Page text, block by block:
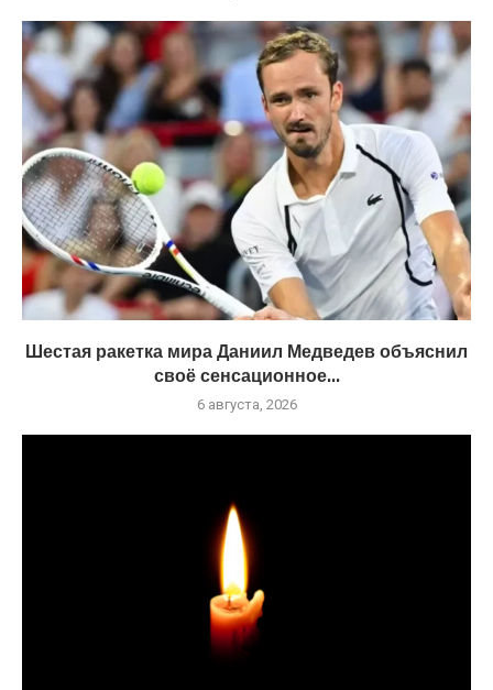
Шестая ракетка мира Даниил Медведев объяснил
своё сенсационное...
6 августа, 2026